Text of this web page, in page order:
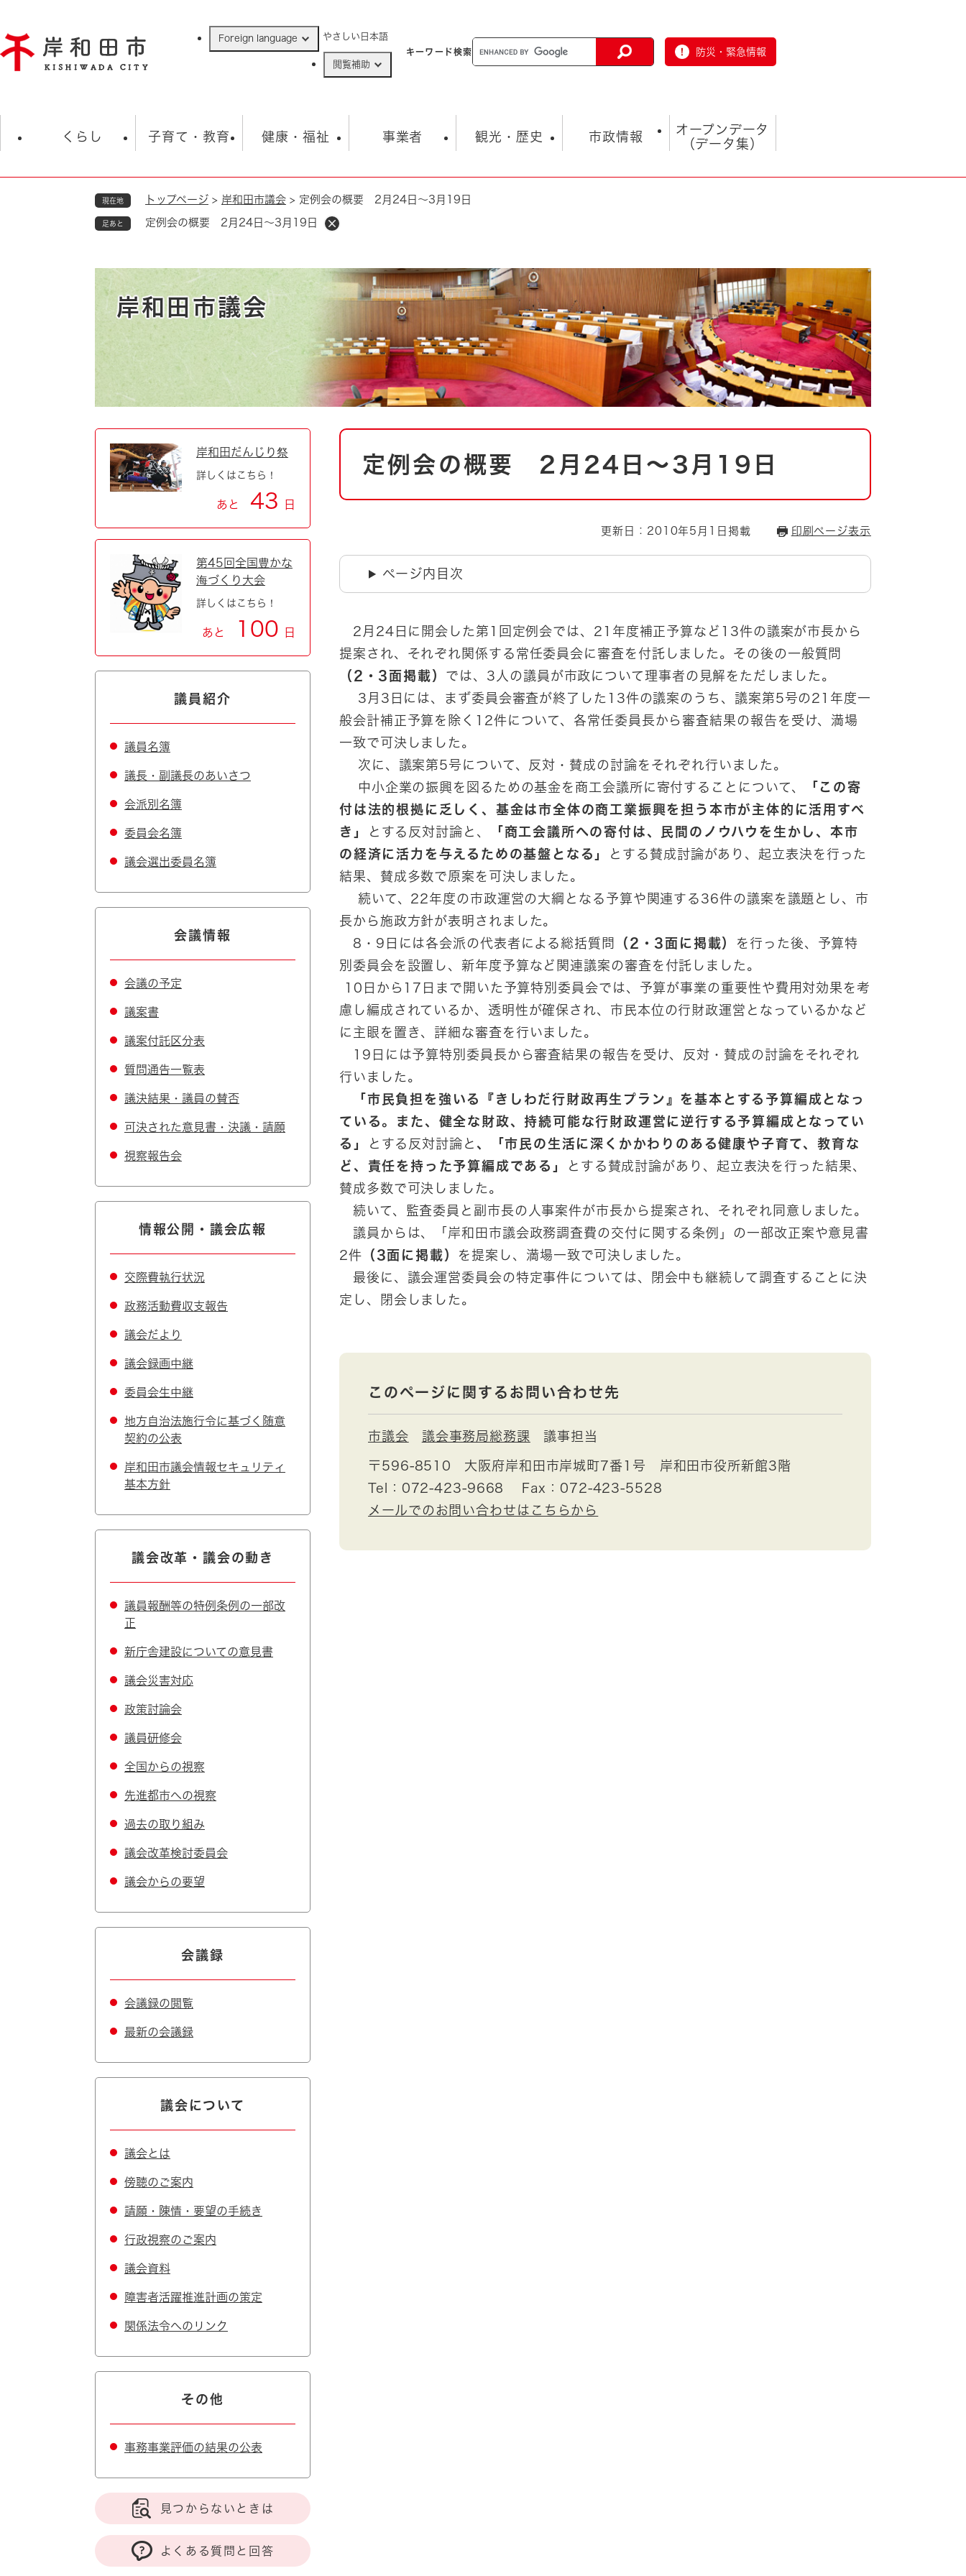
ジ
の
Foreign language やさしい日本語
閲覧補助
キーワード検索 防災・緊急情報
くらし
住民票・戸籍
ごみ・衛生・動物 救急・消防
防災・防犯 上水道・下水道
自然・環境・公園 住宅
引っ越し おくやみ
男女共同参画
地域コミュニティ・ボラン
道路・河川・交通 まちづくり
国際交流
子育て・教育
学校 子育て
健康・福祉
福祉・健康・生活 生涯学習・スポーツ
事業者
入札・契約情報
環境 福祉・介護
とじる
観光・歴史
観光 観光スポット
とじる
市政情報
市の概要
市政 職員採用情報
市役所・施設の案内
オープンデータ
（データ集）
オープンデータ
現在地 トップページ > 岸和田市議会 > 定例会の概要 2月24日～3月19日
足あと 定例会の概要 2月24日～3月19日
岸和田市議会
本
定例会の概要 2月24日～3月19日
更新日：2010年5月1日掲載 印刷ページ表示
ページ内目次
2月24日に開会した第1回定例会では、21年度補正予算など13件の議案が市長から
提案され、それぞれ関係する常任委員会に審査を付託しました。その後の一般質問
（2・3面掲載） では、3人の議員が市政について理事者の見解をただしました。
3月3日には、まず委員会審査が終了した13件の議案のうち、議案第5号の21年度一
般会計補正予算を除く12件について、各常任委員長から審査結果の報告を受け、満場
一致で可決しました。
次に、議案第5号について、反対・賛成の討論をそれぞれ行いました。
中小企業の振興を図るための基金を商工会議所に寄付することについて、
「この寄
付は法的根拠に乏しく、基金は市全体の商工業振興を担う本市が主体的に活用すべ
き」
とする反対討論と、
「商工会議所への寄付は、民間のノウハウを生かし、本市
の経済に活力を与えるための基盤となる」
とする賛成討論があり、起立表決を行った
結果、賛成多数で原案を可決しました。
続いて、22年度の市政運営の大綱となる予算や関連する36件の議案を議題とし、市
長から施政方針が表明されました。
8・9日には各会派の代表者による総括質問
（2・3面に掲載）
を行った後、予算特
別委員会を設置し、新年度予算など関連議案の審査を付託しました。
10日から17日まで開いた予算特別委員会では、予算が事業の重要性や費用対効果を考
慮し編成されているか、透明性が確保され、市民本位の行財政運営となっているかなど
に主眼を置き、詳細な審査を行いました。
19日には予算特別委員長から審査結果の報告を受け、反対・賛成の討論をそれぞれ
行いました。
「市民負担を強いる『きしわだ行財政再生プラン』を基本とする予算編成となっ
ている。また、健全な財政、持続可能な行財政運営に逆行する予算編成となってい
る」
とする反対討論と 、「市民の生活に深くかかわりのある健康や子育て、教育な
ど、責任を持った予算編成である」
とする賛成討論があり、起立表決を行った結果、
賛成多数で可決しました。
続いて、監査委員と副市長の人事案件が市長から提案され、それぞれ同意しました。
議員からは、「岸和田市議会政務調査費の交付に関する条例」の一部改正案や意見書
2件 （3面に掲載） を提案し、満場一致で可決しました。
最後に、議会運営委員会の特定事件については、閉会中も継続して調査することに決
定し、閉会しました。
このページに関するお問い合わせ先
市議会 議会事務局総務課 議事担当
〒596-8510
大阪府岸和田市岸城町7番1号 岸和田市役所新館3階
Tel：072-423-9668
Fax：072-423-5528
メールでのお問い合わせはこちらから
岸和田だんじり祭
詳しくはこちら！
あと 43 日
第45回全国豊かな
海づくり大会
詳しくはこちら！
あと 100 日
議員紹介
議員名簿
議長・副議長のあいさつ
会派別名簿
委員会名簿
議会選出委員名簿
会議情報
会議の予定
議案書
議案付託区分表
質問通告一覧表
議決結果・議員の賛否
可決された意見書・決議・請願
視察報告会
情報公開・議会広報
交際費執行状況
政務活動費収支報告
議会だより
議会録画中継
委員会生中継
地方自治法施行令に基づく随意
契約の公表
岸和田市議会情報セキュリティ
基本方針
議会改革・議会の動き
議員報酬等の特例条例の一部改
正
新庁舎建設についての意見書
議会災害対応
政策討論会
議員研修会
全国からの視察
先進都市への視察
過去の取り組み
議会改革検討委員会
議会からの要望
会議録
会議録の閲覧
最新の会議録
議会について
議会とは
傍聴のご案内
請願・陳情・要望の手続き
行政視察のご案内
議会資料
障害者活躍推進計画の策定
関係法令へのリンク
その他
事務事業評価の結果の公表
見つからないときは
よくある質問と回答